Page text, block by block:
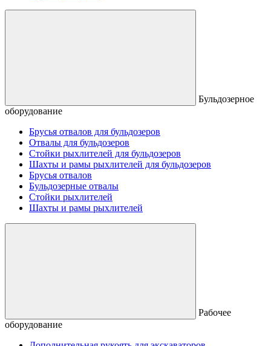
Бульдозерное
оборудование
Брусья отвалов для бульдозеров
Отвалы для бульдозеров
Стойки рыхлителей для бульдозеров
Шахты и рамы рыхлителей для бульдозеров
Брусья отвалов
Бульдозерные отвалы
Стойки рыхлителей
Шахты и рамы рыхлителей
Рабочее
оборудование